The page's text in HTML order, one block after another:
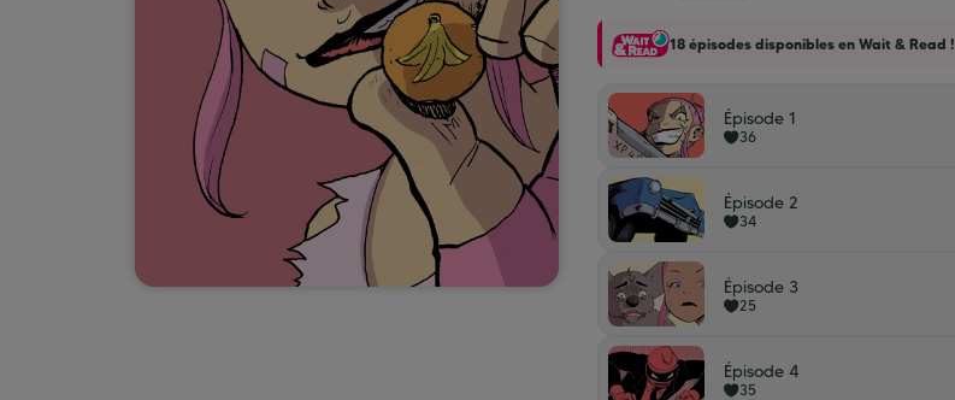
18 épisodes disponibles en Wait & Read !
Épisode 1
36
Épisode 2
34
Épisode 3
25
Épisode 4
35